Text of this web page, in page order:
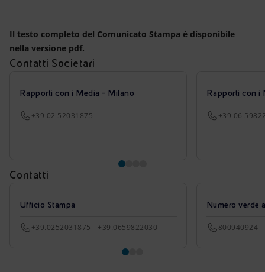
Il testo completo del Comunicato Stampa è disponibile
nella versione pdf.
Contatti Societari
Rapporti con i Media - Milano
+39 02 52031875
Rapporti con i
+39 06
Contatti
Ufficio Stampa
+39.0252031875 - +39.0659822030
Numero verde
800940924